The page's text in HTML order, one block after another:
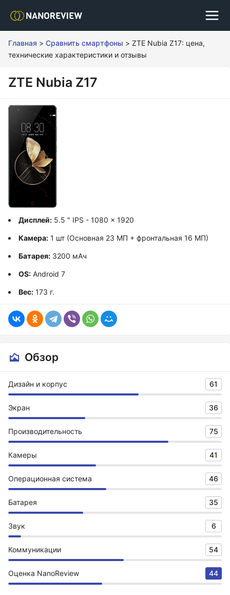
Главная > Сравнить смартфоны > ZTE Nubia Z17: цена,
технические характеристики и отзывы
ZTE Nubia Z17
Дисплей: 5.5 " IPS - 1080 x 1920
Камера: 1 шт (Основная 23 МП + фронтальная 16 МП)
Батарея: 3200 мАч
OS: Android 7
Вес: 173 г.
Обзор
Дизайн и корпус 61
Экран 36
Производительность 75
Камеры 41
Операционная система 46
Батарея 35
Звук 6
Коммуникации 54
Оценка NanoReview 44